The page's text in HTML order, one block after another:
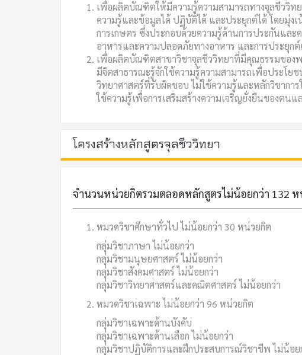
เพื่อผลิตบัณฑิตให้มีความรู้ความสามารถทางจุลชีววิท
ความรู้และข้อมูลได้ ปฏิบัติได้ และประยุกต์ได้ โดยมุ่ง
การเกษตร ซึ่งประกอบด้วยความรู้ด้านการประกันแ
อาหารและความปลอดภัยทางอาหาร และการประยุก
เพื่อผลิตบัณฑิตสาขาวิชาจุลชีววิทยาที่มีคุณธรรมของพ
มีจิตสาธารณะรู้จักใช้ความรู้ความสามารถเพื่อประโ
วิทยาศาสตร์ที่รับผิดชอบ ไม่ใช้ความรู้และหลักวิชากา
ใช้ความรู้เพื่อการเสริมสร้างความเจริญยั่งยืนของตนแ
โครงสร้างหลักสูตรจุลชีววิทยา
จำนวนหน่วยกิตรวมตลอดหลักสูตรไม่น้อยกว่า 132
หมวดวิชาศึกษาทั่วไป ไม่น้อยกว่า 30 หน่วยกิต
กลุ่มวิชาภาษา ไม่น้อยกว่า
กลุ่มวิชามนุษยศาสตร์ ไม่น้อยกว่า
กลุ่มวิชาสังคมศาสตร์ ไม่น้อยกว่า
กลุ่มวิชาวิทยาศาสตร์และคณิตศาสตร์ ไม่น้อยกว่า
หมวดวิชาเฉพาะ ไม่น้อยกว่า 96 หน่วยกิต
กลุ่มวิชาเฉพาะด้านบังคับ
กลุ่มวิชาเฉพาะด้านเลือก ไม่น้อยกว่า
กลุ่มวิชาปฏิบัติการและฝึกประสบการณ์วิชาชีพ ไม่น้อย